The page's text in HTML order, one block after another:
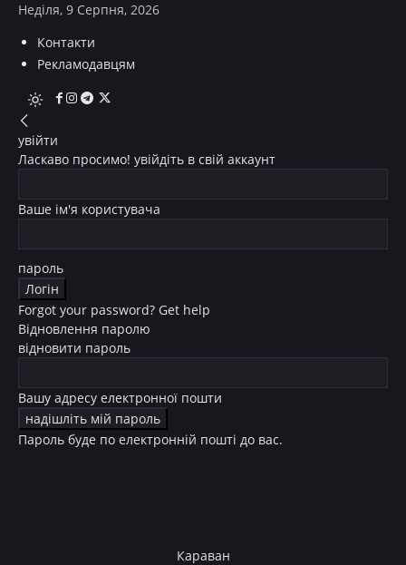
Неділя, 9 Серпня, 2026
Контакти
Рекламодавцям
увійти
Ласкаво просимо! увійдіть в свій аккаунт
Ваше ім'я користувача
пароль
Forgot your password? Get help
Відновлення паролю
відновити пароль
Вашу адресу електронної пошти
Пароль буде по електронній пошті до вас.
Караван